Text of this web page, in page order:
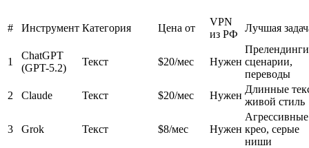
# Инструмент Категория Цена от
VPN
из РФ
Лучшая
1
ChatGPT
(GPT-5.2)
Текст $20/мес Нужен сценарии,
переводы
2
Claude Текст $20/мес Нужен
Длинные
живой стиль
3 Grok Текст $8/мес Нужен
Агрессивные
крео, серые
ниши